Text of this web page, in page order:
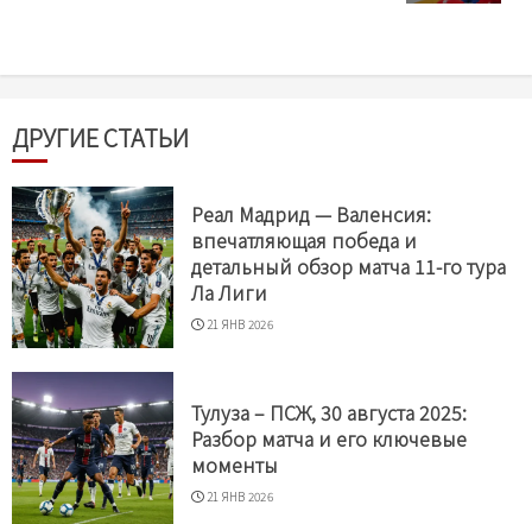
ДРУГИЕ СТАТЬИ
Реал Мадрид — Валенсия:
впечатляющая победа и
детальный обзор матча 11-го тура
Ла Лиги
21 ЯНВ 2026
Тулуза – ПСЖ, 30 августа 2025:
Разбор матча и его ключевые
моменты
21 ЯНВ 2026